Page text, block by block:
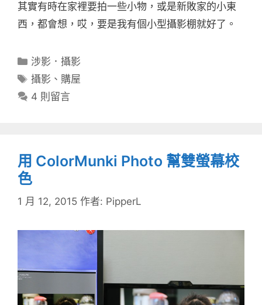
其實有時在家裡要拍一些小物，或是新敗家的小東
西，都會想，哎，要是我有個小型攝影棚就好了。
分
類
涉影．攝影
標
籤
攝影 、 購屋
4 則留言
用 ColorMunki Photo 幫雙螢幕校
色
1 月 12, 2015 作者: PipperL